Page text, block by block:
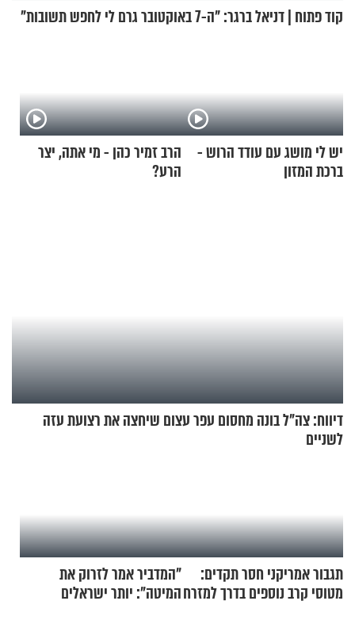
קוד פתוח | דניאל ברגר: "ה-7 באוקטובר גרם לי לחפש תשובות"
יש לי מושג עם עודד הרוש -
ברכת המזון
הרב זמיר כהן - מי אתה, יצר
הרע?
דיווח: צה"ל בונה מחסום עפר עצום שיחצה את רצועת עזה
לשניים
תגבור אמריקני חסר תקדים:
מטוסי קרב נוספים בדרך למזרח
"המדביר אמר לזרוק את
המיטה": יותר ישראלים